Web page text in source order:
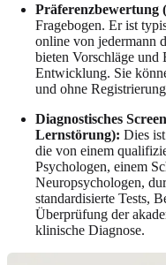
Präferenzbewertung
Fragebogen. Er ist
online von jedermann
bieten Vorschläge und
Entwicklung. Sie
und ohne
Diagnostisches
Lernstörung): Dies
die von einem
Psychologen, einem
Neuropsychologen,
standardisierte Tests,
Überprüfung der
klinische Diagnose.